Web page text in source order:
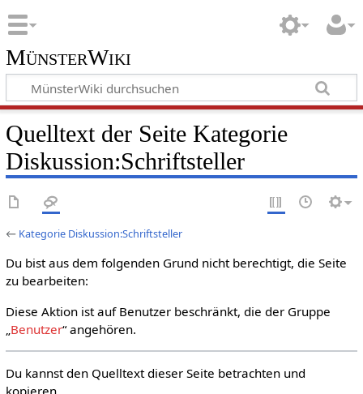
MünsterWiki
Quelltext der Seite Kategorie
Diskussion:Schriftsteller
← Kategorie Diskussion:Schriftsteller
Du bist aus dem folgenden Grund nicht berechtigt, die Seite
zu bearbeiten:
Diese Aktion ist auf Benutzer beschränkt, die der Gruppe
Benutzer“ angehören.
Du kannst den Quelltext dieser Seite betrachten und
kopieren.